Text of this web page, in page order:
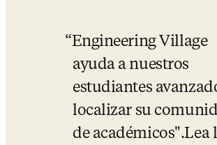
Engineering Village
ayuda a nuestros
estudiantes
localizar su
de académicos".Lea